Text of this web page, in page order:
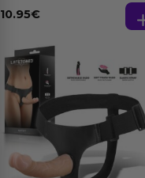
Dilatación Base Agua
10.95€